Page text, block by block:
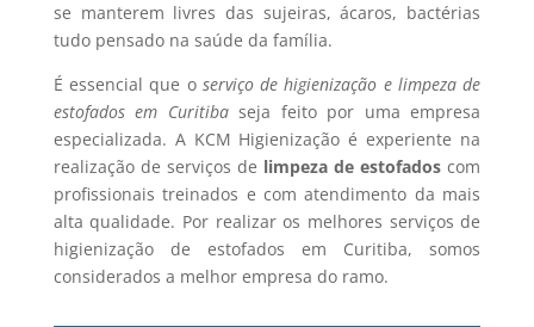
se manterem livres das sujeiras, ácaros, bactérias
tudo pensado na saúde da família.
É essencial que o serviço de higienização e limpeza de
estofados em Curitibaseja feito por uma empresa
especializada. A KCM Higienização é experiente na
realização de serviços de limpeza de estofados com
profissionais treinados e com atendimento da mais
alta qualidade. Por realizar os melhores serviços de
higienização de estofados em Curitiba, somos
considerados a melhor empresa do ramo.